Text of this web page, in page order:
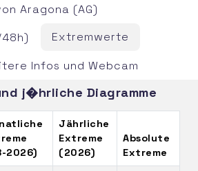
Aragona (AG)
Extremwerte
Infos und Webcam
j�hrliche Diagramme
2026)
Jährliche
Extreme
(2026)
Absolute
Extreme